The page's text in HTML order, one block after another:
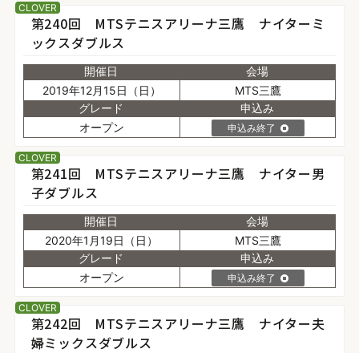
第240回 MTSテニスアリーナ三鷹 ナイターミ
ックスダブルス
開催日
2019年12月15日（日）
会場
MTS三鷹
グレード
オープン
申込み
申込み終了
CLOVER
第241回 MTSテニスアリーナ三鷹 ナイター男
子ダブルス
開催日
2020年1月19日（日）
会場
MTS三鷹
グレード
オープン
申込み
申込み終了
CLOVER
第242回 MTSテニスアリーナ三鷹 ナイター夫
婦ミックスダブルス
CLOVER